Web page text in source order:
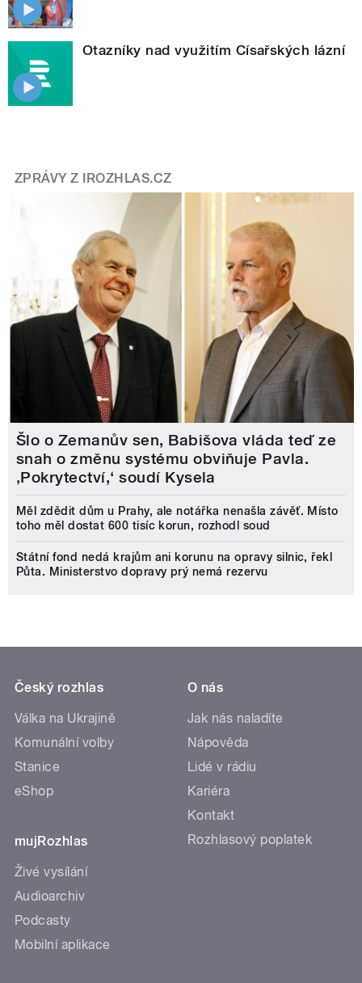
Otazníky nad využitím Císařských lázní
ZPRÁVY Z IROZHLAS.CZ
Šlo o Zemanův sen, Babišova vláda teď ze
snah o změnu systému obviňuje Pavla.
‚Pokrytectví,‘ soudí Kysela
Měl zdědit dům u Prahy, ale notářka nenašla závěť. Místo
toho měl dostat 600 tisíc korun, rozhodl soud
Státní fond nedá krajům ani korunu na opravy silnic, řekl
Půta. Ministerstvo dopravy prý nemá rezervu
Český rozhlas
Válka na Ukrajině
Komunální volby
Stanice
eShop
mujRozhlas
Živé vysílání
Audioarchiv
Podcasty
Mobilní aplikace
O nás
Jak nás naladíte
Nápověda
Lidé v rádiu
Kariéra
Kontakt
Rozhlasový poplatek